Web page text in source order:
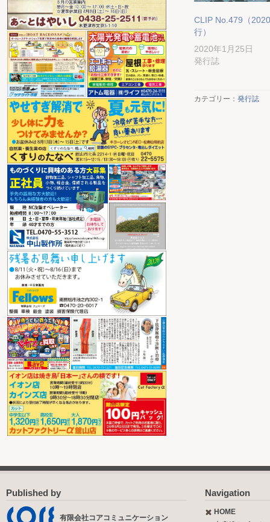
CLIP No.479（
行）
2020年1月25日
発行誌
カテゴリー： 発行誌
Published by
有限会社コアコミュニケーション
Navigation
HOME